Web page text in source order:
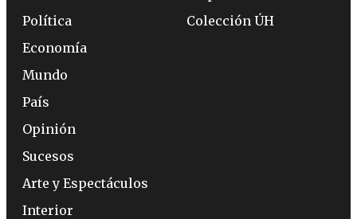
Política
Economía
Mundo
País
Opinión
Sucesos
Arte y Espectáculos
Interior
Colección ÚH